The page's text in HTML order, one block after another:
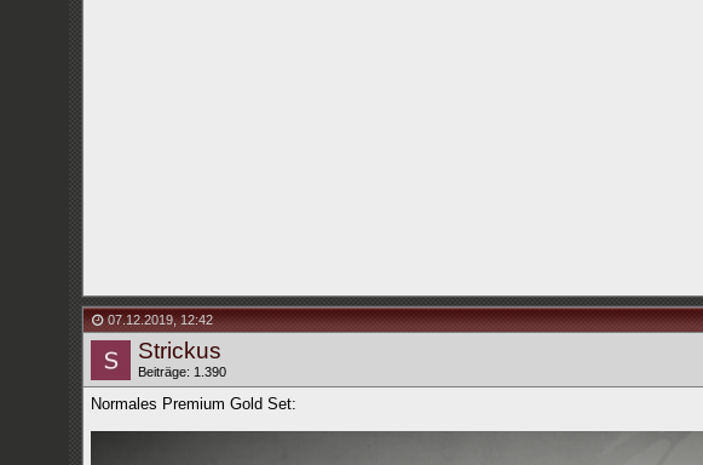
07.12.2019,12:42
Strickus
Beiträge: 1.390
Normales Premium Gold Set: